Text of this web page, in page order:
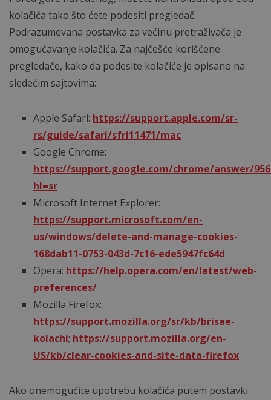
kolačića tako što ćete podesiti pregledač.
Podrazumevana postavka za većinu pretraživača je
omogućavanje kolačića. Za najčešće korišćene
pregledače, kako da podesite kolačiće je opisano na
sledećim sajtovima:
Apple Safari: https://support.apple.com/sr-
rs/guide/safari/sfri11471/mac
Google Chrome:
https://support.google.com/chrome/answer/
hl=sr
Microsoft Internet Explorer:
https://support.microsoft.com/en-
us/windows/delete-and-manage-cookies-
168dab11-0753-043d-7c16-ede5947fc64d
Opera: https://help.opera.com/en/latest/web-
preferences/
Mozilla Firefox:
https://support.mozilla.org/sr/kb/brisae-
kolachi; https://support.mozilla.org/en-
US/kb/clear-cookies-and-site-data-firefox
Ako onemogućite upotrebu kolačića putem postavki